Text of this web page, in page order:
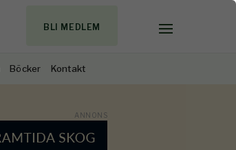
BLI MEDLEM
Böcker Kontakt